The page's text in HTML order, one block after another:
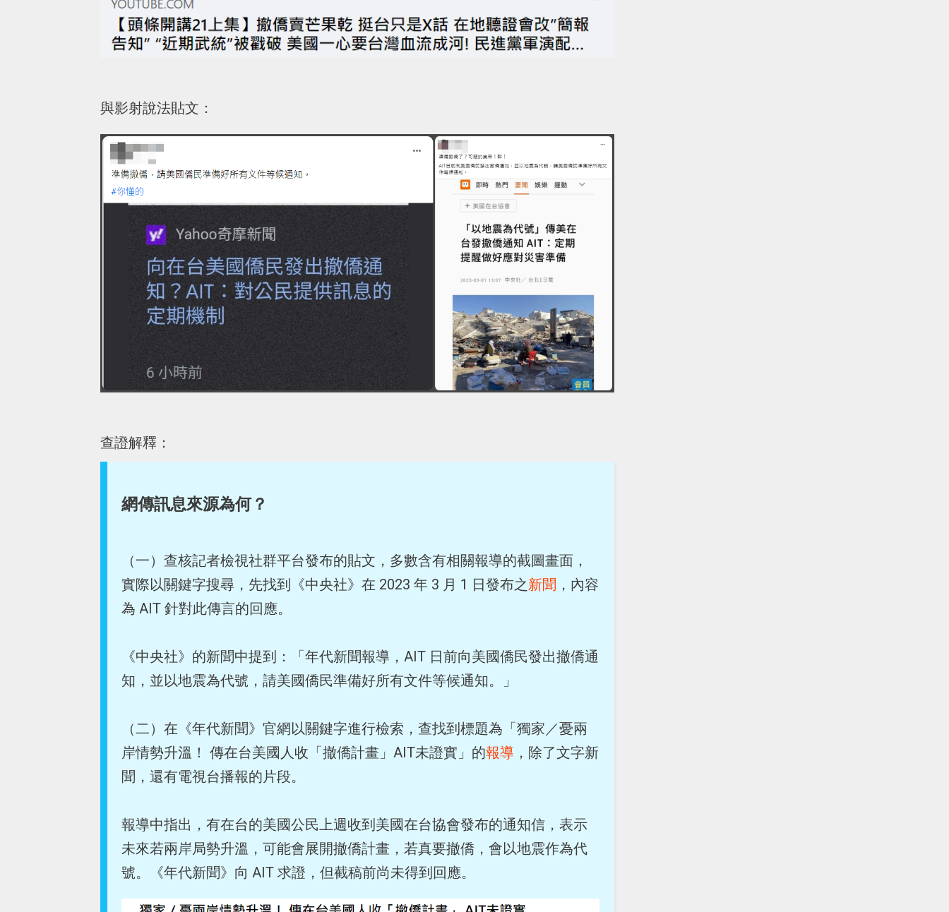
與影射說法貼文：
查證解釋：
網傳訊息來源為何？
（一）查核記者檢視社群平台發布的貼文，多數含有相關報導的截圖畫面，
實際以關鍵字搜尋，先找到《中央社》在 2023 年 3 月 1 日發布之新聞 ，內容
為 AIT 針對此傳言的回應。
《中央社》的新聞中提到：「年代新聞報導，AIT 日前向美國僑民發出撤僑通
知，並以地震為代號，請美國僑民準備好所有文件等候通知。」
（二）在《年代新聞》官網以關鍵字進行檢索，查找到標題為「獨家／憂兩
岸情勢升溫！ 傳在台美國人收「撤僑計畫」AIT未證實」的報導 ，除了文字新
聞，還有電視台播報的片段。
報導中指出，有在台的美國公民上週收到美國在台協會發布的通知信，表示
未來若兩岸局勢升溫，可能會展開撤僑計畫，若真要撤僑，會以地震作為代
號。《年代新聞》向 AIT 求證，但截稿前尚未得到回應。